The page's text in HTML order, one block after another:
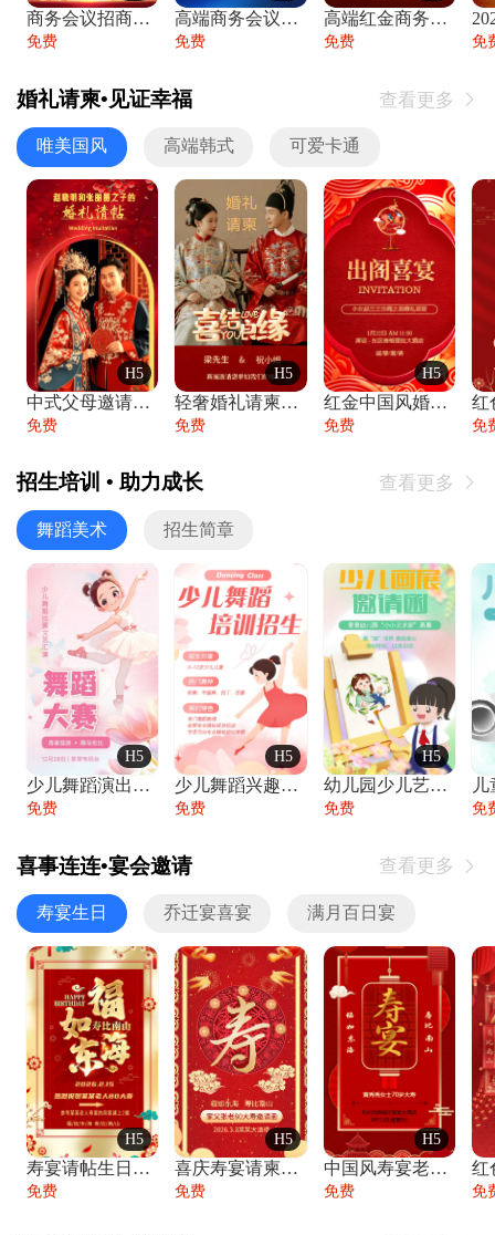
商务会议招商展会科技峰会邀请函年会邀请
免费
高端商务会议招商加盟展会峰会论坛邀请函
免费
高端红金商务会议年会年终盛典答谢邀请函
免费 免
婚礼请柬•见证幸福 查看更多 
唯美国风 高端韩式 可爱卡通
H5
中式父母邀请函婚礼结婚请柬请贴父母邀请方
免费
H5
轻奢婚礼请柬婚礼邀请函结婚照请帖
免费
H5
红金中国风婚礼请柬出阁喜宴嫁女请帖出阁宴
免费 免
招生培训 • 助力成长 查看更多 
舞蹈美术 招生简章
H5
少儿舞蹈演出舞蹈比赛跳舞大赛文艺汇演活动
免费
H5
少儿舞蹈兴趣班艺术培训学校招生宣传
免费
H5
幼儿园少儿艺术展览绘画展摄影作品展美术展
免费 免
喜事连连•宴会邀请 查看更多 
寿宴生日 乔迁宴喜宴 满月百日宴
H5
寿宴请帖生日宴邀请函老人寿星生日快乐祝寿
免费
H5
喜庆寿宴请柬老人生日宴会邀请函请柬过大寿
免费
H5
中国风寿宴老人生日宴会邀请函寿宴请帖请柬
免费 免